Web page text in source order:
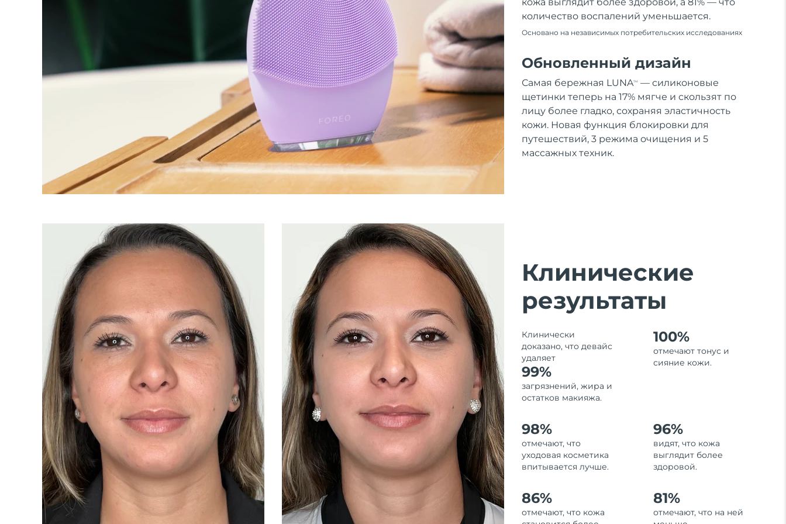
кожа выглядит более здоровой, а 81% — что
количество воспалений уменьшается.
Основано на независимых потребительских исследованиях
Обновленный дизайн
Самая бережная LUNATM
— силиконовые
щетинки теперь на 17% мягче и скользят по
лицу более гладко, сохраняя эластичность
кожи. Новая функция блокировки для
путешествий, 3 режима очищения и 5
массажных техник.
Клинические
результаты
Клинически
доказано, что девайс
удаляет
99%
загрязнений, жира и
остатков макияжа.
100%
отмечают тонус и
сияние кожи.
98%
отмечают, что
уходовая косметика
впитывается лучше.
96%
видят, что кожа
выглядит более
здоровой.
86%
отмечают, что кожа
81%
отмечают, что на ней